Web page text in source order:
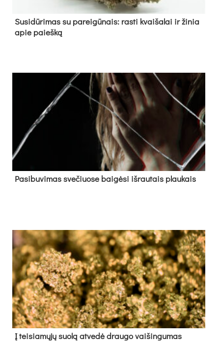
Su­si­dū­ri­mas su pa­rei­gū­nais: ras­ti kvai­ša­lai ir ži­nia
apie paieš­ką
Pa­si­bu­vi­mas sve­čiuo­se bai­gė­si iš­rau­tais plau­kais
Į tei­sia­mų­jų suo­lą at­ve­dė drau­go vai­šin­gu­mas